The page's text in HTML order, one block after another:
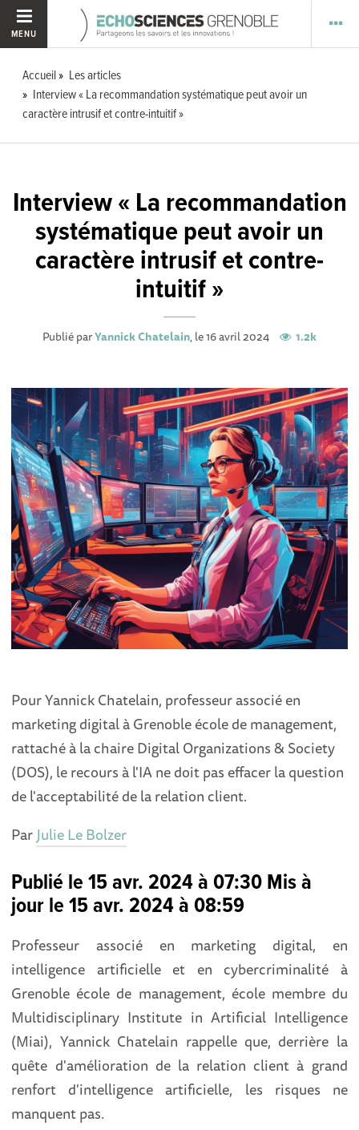
MENU
Accueil
Les articles
Interview « La recommandation systématique peut avoir un
caractère intrusif et contre-intuitif »
Interview « La recommandation
systématique peut avoir un
caractère intrusif et contre-
intuitif »
Publié parYannick Chatelain, le 16 avril 2024 1.2k
Pour Yannick Chatelain, professeur associé en
marketing digital à Grenoble école de management,
rattaché à la chaire Digital Organizations & Society
(DOS), le recours à l'IA ne doit pas effacer la question
de l'acceptabilité de la relation client.
Par Julie Le Bolzer
Publié le 15 avr. 2024 à 07:30 Mis à
jour le 15 avr. 2024 à 08:59
Professeur associé en marketing digital, en
intelligence artificielle et en cybercriminalité à
Grenoble école de management, école membre du
Multidisciplinary Institute in Artificial Intelligence
(Miai), Yannick Chatelain rappelle que, derrière la
quête d'amélioration de la relation client à grand
renfort d'intelligence artificielle, les risques ne
manquent pas.